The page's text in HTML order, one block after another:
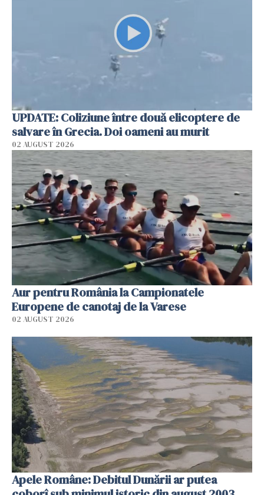
UPDATE: Coliziune între două elicoptere de
salvare în Grecia. Doi oameni au murit
02 AUGUST 2026
Aur pentru România la Campionatele
Europene de canotaj de la Varese
02 AUGUST 2026
Apele Române: Debitul Dunării ar putea